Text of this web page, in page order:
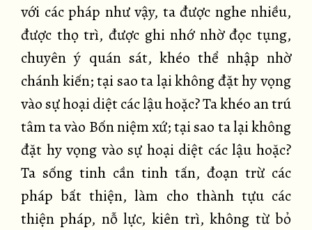
với các pháp như vậy, ta được nghe nhiều,
được thọ trì, được ghi nhớ nhờ đọc tụng,
chuyên ý quán sát, khéo thể nhập nhờ
chánh kiến; tại sao ta lại không đặt hy vọng
vào sự hoại diệt các lậu hoặc? Ta khéo an trú
tâm ta vào Bốn niệm xứ; tại sao ta lại không
đặt hy vọng vào sự hoại diệt các lậu hoặc?
Ta sống tinh cần tinh tấn, đoạn trừ các
pháp bất thiện, làm cho thành tựu các
thiện pháp, nỗ lực, kiên trì, không từ bỏ